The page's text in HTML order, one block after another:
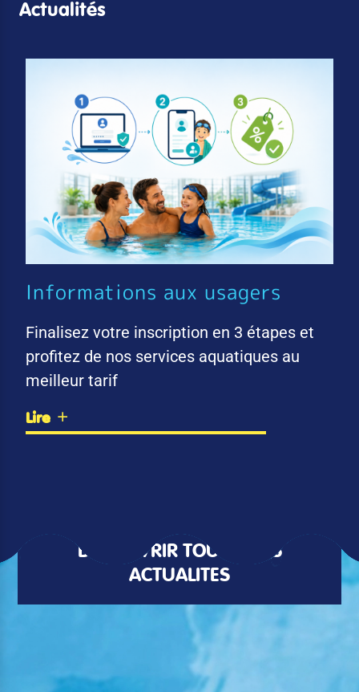
Actualités
Informations aux usagers
Finalisez votre inscription en 3 étapes et
profitez de nos services aquatiques au
meilleur tarif
Lire
DÉCOUVRIR TOUTES LES
ACTUALITÉS